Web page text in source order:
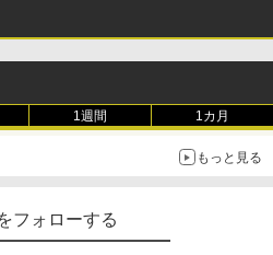
1週間 1カ月
もっと見る
フォローする